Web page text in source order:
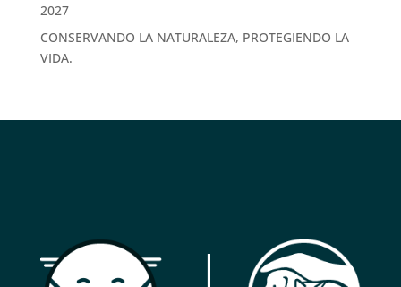
2027
CONSERVANDO LA NATURALEZA, PROTEGIENDO LA
VIDA.